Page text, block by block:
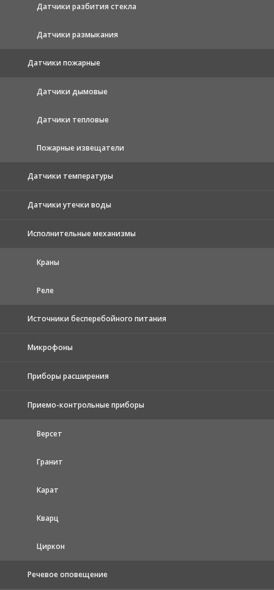
Датчики разбития стекла
Датчики размыкания
Датчики пожарные
Датчики дымовые
Датчики тепловые
Пожарные извещатели
Датчики температуры
Датчики утечки воды
Исполнительные механизмы
Краны
Реле
Источники бесперебойного питания
Микрофоны
Приборы расширения
Приемо-контрольные приборы
Версет
Гранит
Карат
Кварц
Циркон
Речевое оповещение